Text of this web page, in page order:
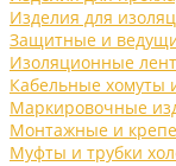
Изделия для
Защитные и
Изоляционные
Кабельные хомуты
Маркировочные
Монтажные и
Муфты и трубки